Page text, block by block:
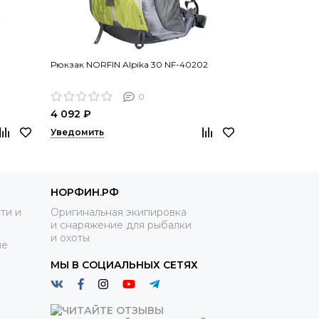
Рюкзак NORFIN Alpika 30 NF-40202
0
4 092 ₽
Уведомить
и
НОРФИН.РФ
Оригинальная экипировка
и снаряжение для рыбалки
и охоты
МЫ В СОЦИАЛЬНЫХ СЕТЯХ